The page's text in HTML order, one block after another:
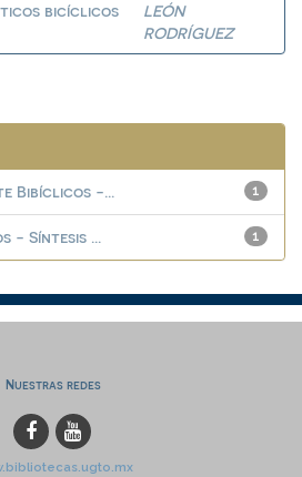
bicíclicos
LEÓN
RODRÍGUEZ
1
Bibíclicos -...
1
- Síntesis ...
Nuestras redes